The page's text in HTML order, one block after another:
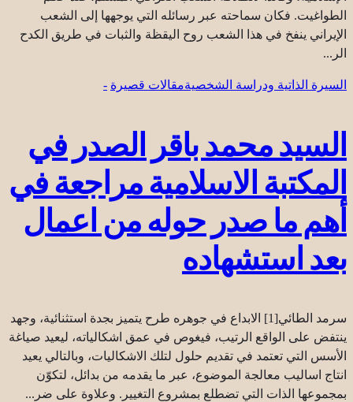
الطواغيت. فكان سماحته عبر رسائله التي يوجهها إلى الشعب
الإيراني ينفخ في هذا الشعب روح اليقظة والثبات في طريق الكدح
الر...
السيرة الذاتية ودراسة الشخصيةمقالات قصيرة -
السيد محمد باقر الصدر في
المكتبة الاسلامية مراجعة في
أهم ما صدر حوله من اعمال
بعد استشهاده
سرمد الطائي[1] الابداع في جوهره طرح يتميز بجدة استثنائية، وجهد
ينتفض على الواقع الرتيب، فيغوص في عمق اشكالياته، ليعيد صياغة
الأسس التي تعتمد في تقديم حلول لتلك الاشكاليات، وبالتالي يعيد
انتاج اساليب معالجة الموضوع، عبر ما يقدمه من بدائل، لتكوّن
بمجموعها الذات التي تضطلع بمشروع التغيير. وعلاوة على ضر...